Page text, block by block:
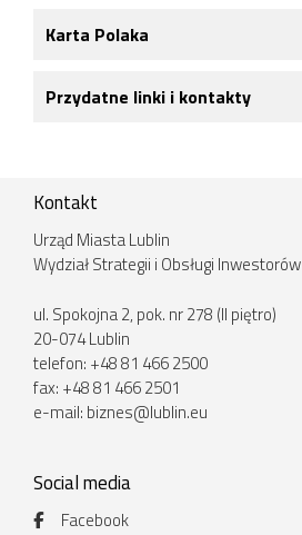
Karta Polaka
Przydatne linki i kontakty
Kontakt
Urząd Miasta Lublin
Wydział Strategii i Obsługi Inwestorów
ul. Spokojna 2, pok. nr 278 (II piętro)
20-074 Lublin
telefon: +48 81 466 2500
fax: +48 81 466 2501
e-mail: biznes@lublin.eu
Social media
Facebook